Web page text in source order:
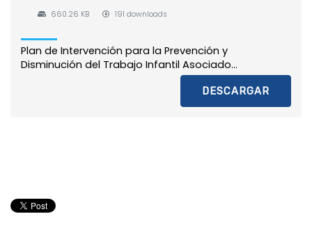
660.26 KB 191 downloads
Plan de Intervención para la Prevención y
Disminución del Trabajo Infantil Asociado...
DESCARGAR